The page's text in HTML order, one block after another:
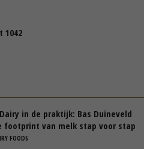
1042
in de praktijk: Bas Duineveld
footprint van melk stap voor stap
FOODS